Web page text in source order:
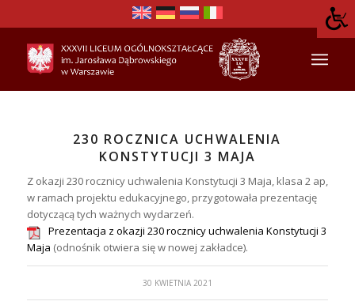
230 ROCZNICA UCHWALENIA
KONSTYTUCJI 3 MAJA
Z okazji 230 rocznicy uchwalenia Konstytucji 3 Maja, klasa 2 ap,
w ramach projektu edukacyjnego, przygotowała prezentację
dotyczącą tych ważnych wydarzeń.
Prezentacja z okazji 230 rocznicy uchwalenia Konstytucji 3
Maja (odnośnik otwiera się w nowej zakładce).
30 KWIETNIA 2021